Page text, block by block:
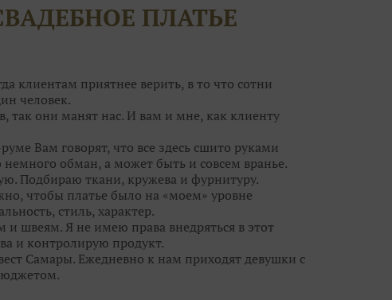
сберегут ваши силы!
воздушным шампанским и сладкими
образом на свадьбу и приводите своих
ПЛАТЬЕ
клиентам приятнее верить, в то что сотни
человек.
так они манят нас. И вам и мне, как клиенту
Вам говорят, что все здесь сшито руками
обман, а может быть и совсем вранье.
Подбираю ткани, кружева и фурнитуру.
чтобы платье было на «моем» уровне
стиль, характер.
и швеям. Я не имею права внедряться в этот
и контролирую продукт.
Самары. Ежедневно к нам приходят девушки с
между потребностью реальных людей и фешн-